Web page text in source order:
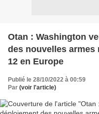
Otan : Washington
des nouvelles armes
12 en Europe
Publié le 28/10/2022 à 00:59
Par (voir l'article)